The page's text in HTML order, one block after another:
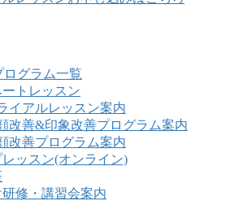
グラム一覧
トレッスン
イアルレッスン案内
改善&印象改善プログラム案内
改善プログラム案内
ッスン(オンライン)
修・講習会案内